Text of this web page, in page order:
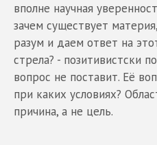
вполне научная
зачем существует
разум и даем ответ на
стрела? - позитивистски
вопрос не поставит. Её
при каких условиях?
причина, а не цель.